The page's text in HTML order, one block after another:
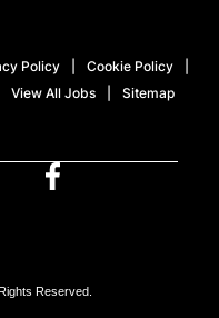
Policy Cookie Policy
View All Jobs Sitemap
Reserved.